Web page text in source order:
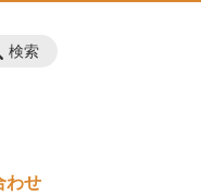
わせ
検索